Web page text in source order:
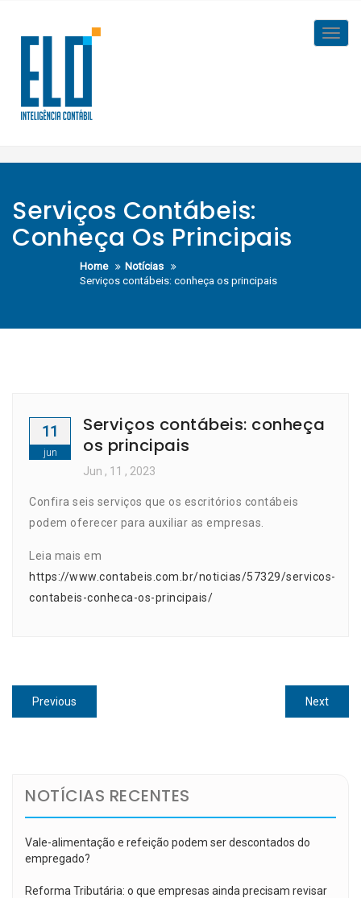
content
Serviços Contábeis:
Conheça Os Principais
Home
Notícias
Serviços contábeis: conheça os principais
11
jun
Serviços contábeis: conheça
os principais
Jun , 11 , 2023
Confira seis serviços que os escritórios contábeis
podem oferecer para auxiliar as empresas.
Leia mais em
https://www.contabeis.com.br/noticias/57329/servicos-
contabeis-conheca-os-principais/
Navegação
de
Previous
post:
NextNext
post:
NOTÍCIAS RECENTES
Vale-alimentação e refeição podem ser descontados do
empregado?
Reforma Tributária: o que empresas ainda precisam revisar